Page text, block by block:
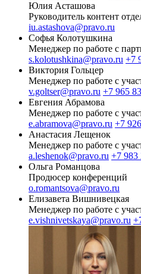
Юлия Асташова
Руководитель контент
iu.astashova@pravo.ru
Софья Колотушкина
Менеджер по работе с
s.kolotushkina@pravo.ru +7
Виктория Гольцер
Менеджер по работе с
v.goltser@pravo.ru +7 965
Евгения Абрамова
Менеджер по работе с
e.abramova@pravo.ru +7
Анастасия Лещенок
Менеджер по работе с
a.leshenok@pravo.ru +7 983
Ольга Романцова
Продюсер конференций
o.romantsova@pravo.ru
Елизавета Вишнивецкая
Менеджер по работе с
e.vishnivetskaya@pravo.ru